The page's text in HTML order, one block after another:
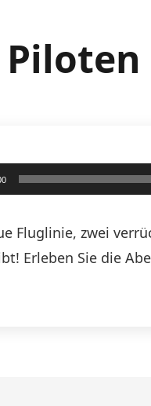
Fluglinie, zwei
Erleben Sie die